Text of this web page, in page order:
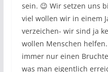
sein. 😉 Wir setzen uns
viel wollen wir in einem
verzeichen- wir sind ja
wollen Menschen
immer nur einen
was man eigentlich